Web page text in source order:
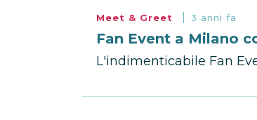
Meet & Greet 3 anni fa
Fan Event a Milano
L'indimenticabile Fan